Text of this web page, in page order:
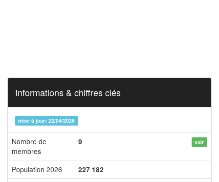
Informations & chiffres clés
mise à jour: 22/04/2026
Nombre de
membres
9 voir
Population 2026
227 182